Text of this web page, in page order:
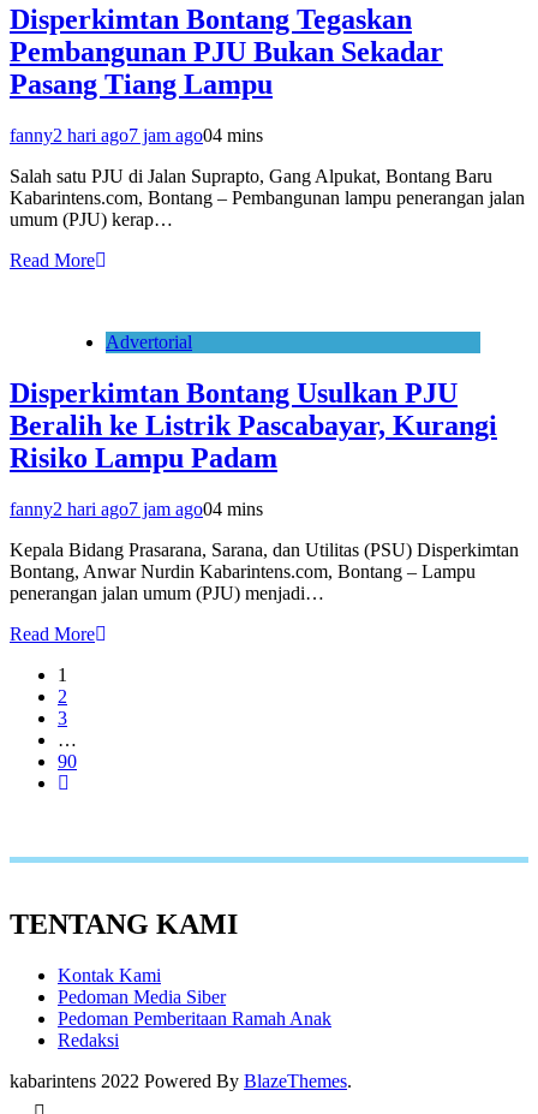
Disperkimtan Bontang Tegaskan
Pembangunan PJU Bukan Sekadar
Pasang Tiang Lampu
fanny2 hari ago7 jam ago04 mins
Salah satu PJU di Jalan Suprapto, Gang Alpukat, Bontang Baru
Kabarintens.com, Bontang – Pembangunan lampu penerangan jalan
umum (PJU) kerap…
Read More
Advertorial
Disperkimtan Bontang Usulkan PJU
Beralih ke Listrik Pascabayar, Kurangi
Risiko Lampu Padam
fanny2 hari ago7 jam ago04 mins
Kepala Bidang Prasarana, Sarana, dan Utilitas (PSU) Disperkimtan
Bontang, Anwar Nurdin Kabarintens.com, Bontang – Lampu
penerangan jalan umum (PJU) menjadi…
Read More
1
2
3
…
90
TENTANG KAMI
Kontak Kami
Pedoman Media Siber
Pedoman Pemberitaan Ramah Anak
Redaksi
kabarintens 2022 Powered By BlazeThemes.